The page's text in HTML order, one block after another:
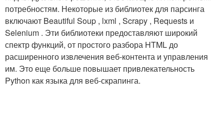
потребностям. Некоторые из библиотек для парсинга
включают Beautiful Soup , lxml , Scrapy , Requests и
Selenium . Эти библиотеки предоставляют широкий
спектр функций, от простого разбора HTML до
расширенного извлечения веб-контента и управления
им. Это еще больше повышает привлекательность
Python как языка для веб-скрапинга.